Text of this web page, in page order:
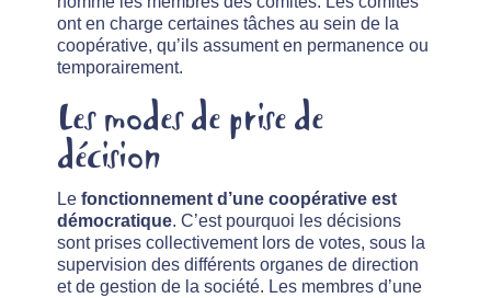
ont en charge certaines tâches au sein de la
coopérative, qu’ils assument en permanence ou
temporairement.
Les modes de prise de
décision
Lefonctionnement d’une coopérative est
démocratique. C’est pourquoi les décisions
sont prises collectivement lors de votes, sous la
supervision des différents organes de direction
et de gestion de la société. Les membres d’une